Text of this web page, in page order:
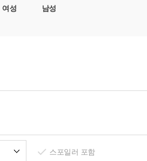
여성 남성
스포일러 포함